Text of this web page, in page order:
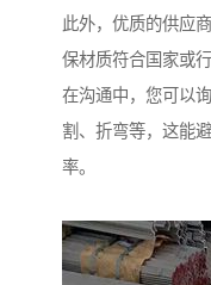
此外，优质的供应
保材质符合国家或行
在沟通中，您可以
割、折弯等，这能
率。